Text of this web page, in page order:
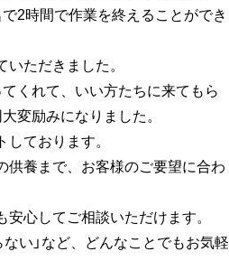
2時間で作業を終えることができ
ただきました。
くれて、いい方たちに来てもら
変励みになりました。
ております。
養まで、お客様のご要望に合わ
心してご相談いただけます。
い」など、どんなことでもお気軽